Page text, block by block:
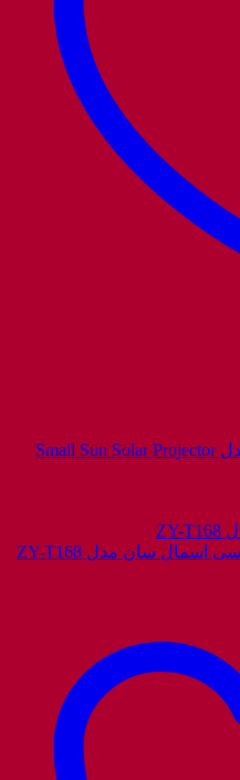
پروژکتور خورشیدی اسمال سان مدل Small Sun Solar Projector